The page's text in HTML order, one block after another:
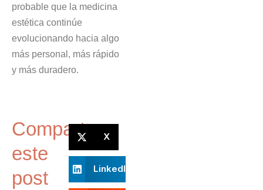
probable que la medicina
estética continúe
evolucionando hacia algo
más personal, más rápido
y más duradero.
Comparte
este
post
X
LinkedIn